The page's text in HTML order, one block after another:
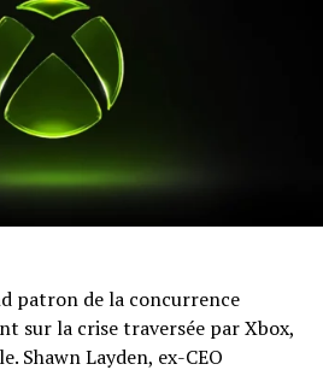
patron de la concurrence
sur la crise traversée par Xbox,
Shawn Layden, ex-CEO